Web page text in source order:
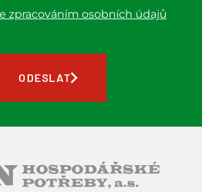
zpracováním osobních údajů
ODESLAT